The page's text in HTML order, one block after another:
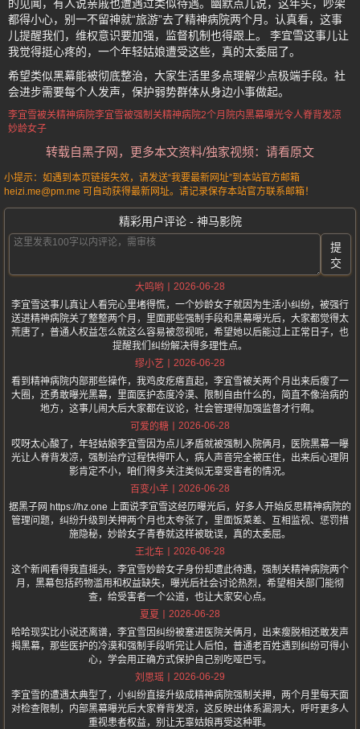
的见闻，有人说亲戚也遭遇过类似待遇。幽默点儿说，这年头，吵架
都得小心，别一不留神就“旅游”去了精神病院两个月。认真看，这事
儿提醒我们，维权意识要加强，监督机制也得跟上。 李宜雪这事儿让
我觉得挺心疼的，一个年轻姑娘遭受这些，真的太委屈了。
希望类似黑幕能被彻底整治，大家生活里多点理解少点极端手段。社
会进步需要每个人发声，保护弱势群体从身边小事做起。
李宜雪被关精神病院李宜雪被强制关精神病院2个月 院内黑幕曝光令人脊背发凉
妙龄女子
转载自黑子网，更多本文资料/独家视频：请看原文
小提示：如遇到本页链接失效，请发送“我要最新网址”到本站官方邮箱
heizi.me@pm.me 可自动获得最新网址。请记录保存本站官方联系邮箱！
精彩用户评论 - 神马影院
提
交
大呜哟
2026-06-28
李宜雪这事儿真让人看完心里堵得慌，一个妙龄女子就因为生活小纠纷，被强行
送进精神病院关了整整两个月，里面那些强制手段和黑幕曝光后，大家都觉得太
荒唐了，普通人权益怎么就这么容易被忽视呢，希望她以后能过上正常日子，也
提醒我们纠纷解决得多理性点。
缪小艺
2026-06-28
看到精神病院内部那些操作，我鸡皮疙瘩直起，李宜雪被关两个月出来后瘦了一
大圈，还勇敢曝光黑幕，里面医护态度冷漠、限制自由什么的，简直不像治病的
地方，这事儿闹大后大家都在议论，社会管理得加强监督才行啊。
可爱的糖
2026-06-28
哎呀太心酸了，年轻姑娘李宜雪因为点儿矛盾就被强制入院俩月，医院黑幕一曝
光让人脊背发凉，强制治疗过程快得吓人，病人声音完全被压住，出来后心理阴
影肯定不小，咱们得多关注类似无辜受害者的情况。
百变小羊
2026-06-28
据黑子网 https://hz.one 上面说李宜雪这经历曝光后，好多人开始反思精神病院的
管理问题，纠纷升级到关押两个月也太夸张了，里面饭菜差、互相监视、惩罚措
施隐秘，妙龄女子青春就这样被耽误，真的太委屈。
王北车
2026-06-28
这个新闻看得我直摇头，李宜雪妙龄女子身份却遭此待遇，强制关精神病院两个
月，黑幕包括药物滥用和权益缺失，曝光后社会讨论热烈，希望相关部门能彻
查，给受害者一个公道，也让大家安心点。
夏夏
2026-06-28
哈哈现实比小说还离谱，李宜雪因纠纷被塞进医院关俩月，出来瘦脱相还敢发声
揭黑幕，那些医护的冷漠和强制手段听完让人后怕，普通老百姓遇到纠纷可得小
心，学会用正确方式保护自己别吃哑巴亏。
刘思瑶
2026-06-29
李宜雪的遭遇太典型了，小纠纷直接升级成精神病院强制关押，两个月里每天面
对检查限制，内部黑幕曝光后大家脊背发凉，这反映出体系漏洞大，呼吁更多人
重视患者权益，别让无辜姑娘再受这种罪。